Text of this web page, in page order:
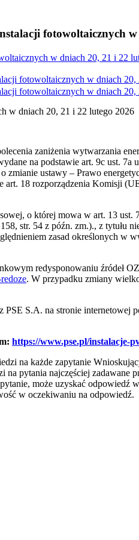
fotowoltaicznych
w dniach 20, 21 i 22
fotowoltaicznych w dniach
fotowoltaicznych w dniach
w dniach 20, 21 i 22 lutego 2026
zaniżenia wytwarzania
na podstawie art. 9c ust.
ustawy – Prawo
18 rozporządzenia Komisji
o której mowa w art. 13
str. 54 z późn. zm.)., z tytułu
zasad określonych w
redysponowaniu źródeł
. W przypadku zmiany
S.A. na stronie internetowej
https://www.pse.pl/instalacje-
na każde zapytanie
na pytania najczęściej
może uzyskać odpowiedź
w oczekiwaniu na odpowiedź.